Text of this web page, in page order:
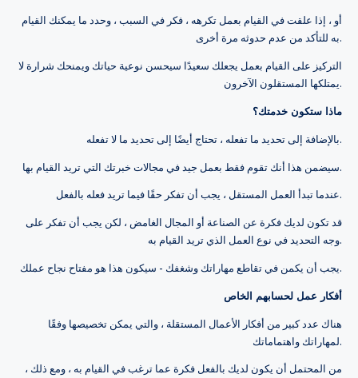
أو ، إذا علقت في القيام بعمل تكرهه ، فكر في السبب ، وحدد ما يمكنك القيام
به للتأكد من عدم حدوثه مرة أخرى.
التركيز على القيام بعمل يجعلك سعيدًا سيحسن نوعية حياتك ويمنحك شرارة لا
يمتلكها المستقلون الآخرون.
ماذا ستكون خدمتك؟
بالإضافة إلى تحديد ما تفعله ، تحتاج أيضًا إلى تحديد ما لا تفعله.
سيضمن هذا أنك تقوم فقط بعمل جيد في مجالات خبرتك التي تريد القيام بها.
عندما تبدأ العمل المستقل ، يجب أن تفكر حقًا فيما تريد فعله بالفعل.
قد تكون لديك فكرة عن الصناعة أو المجال الغامض ، لكن يجب أن تفكر على
وجه التحديد في نوع العمل الذي تريد القيام به.
يجب أن يكمن في تقاطع مهاراتك وشغفك - سيكون هذا هو مفتاح نجاح عملك.
أفكار عمل لحسابهم الخاص
هناك عدد كبير من أفكار الأعمال المستقلة ، والتي يمكن تخصيصها وفقًا
لمهاراتك واهتماماتك.
من المحتمل أن يكون لديك بالفعل فكرة عما ترغب في القيام به ، ومع ذلك ،